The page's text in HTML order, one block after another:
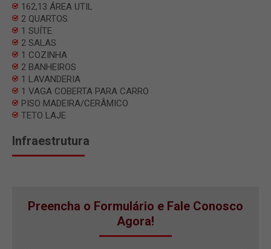
162,13 ÁREA UTIL
2 QUARTOS
1 SUÍTE
2 SALAS
1 COZINHA
2 BANHEIROS
1 LAVANDERIA
1 VAGA COBERTA PARA CARRO
PISO MADEIRA/CERÂMICO
TETO LAJE
Infraestrutura
Preencha o Formulário e Fale Conosco
Agora!